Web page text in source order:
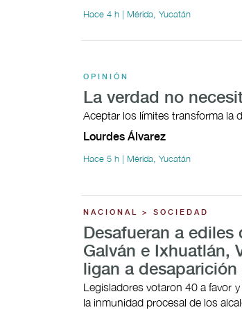
Hace 4 h | Mérida, Yucatán
OPINIÓN
La verdad no
Aceptar los límites transforma la
Lourdes Álvarez
Hace 5 h | Mérida, Yucatán
NACIONAL > SOCIEDAD
Desafueran a ediles
Galván e Ixhuatlán,
ligan a desaparición
Legisladores votaron 40 a favor
la inmunidad procesal de los